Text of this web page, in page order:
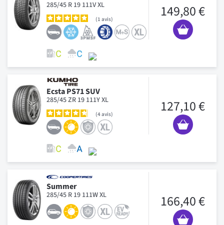
285/45 R 19 111V XL
1 avis 149,80 €
Ecsta PS71 SUV
285/45 ZR 19 111Y XL
4avis 127,10 €
Summer
285/45 R 19 111W XL 166,40 €